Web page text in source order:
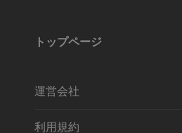
トップページ
運営会社
利用規約